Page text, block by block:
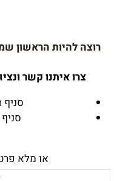
רוצה להיות הראשון
צרו איתנו קשר
סניף חיפה
סניף בילו
או מלא